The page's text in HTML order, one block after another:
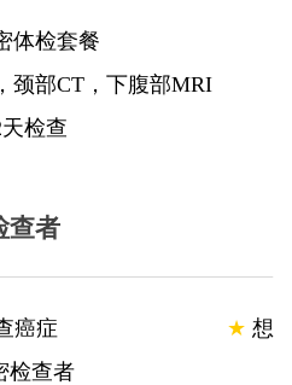
体检套餐
颈部CT，下腹部MRI
检查
查者
期彻查癌症 ★想
检查者